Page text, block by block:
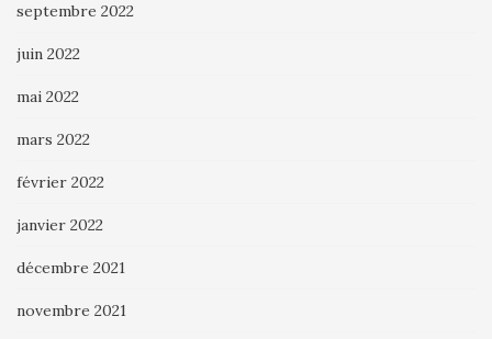
septembre 2022
juin 2022
mai 2022
mars 2022
février 2022
janvier 2022
décembre 2021
novembre 2021